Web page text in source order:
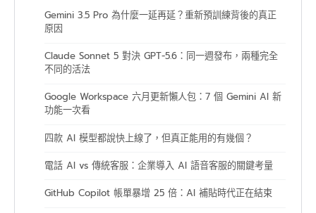
Gemini 3.5 Pro 為什麼一延再延？重新預訓練背後的真正
原因
Claude Sonnet 5 對決 GPT-5.6：同一週發布，兩種完全
不同的活法
Google Workspace 六月更新懶人包：7 個 Gemini AI 新
功能一次看
四款 AI 模型都說快上線了，但真正能用的有幾個？
電話 AI vs 傳統客服：企業導入 AI 語音客服的關鍵考量
GitHub Copilot 帳單暴增 25 倍：AI 補貼時代正在結束